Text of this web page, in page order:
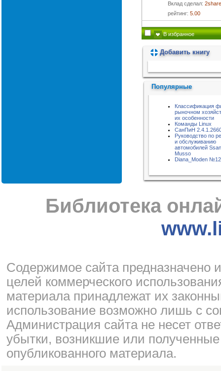
Вклад сделал: 2share
рейтинг: 5.00
В избранное
Добавить книгу
Популярные
Классификация
рыночном
их особенности
Команды Linux
СанПиН
Руководство по
и обслуживанию
автомобилей
Musso
Diana_Moden
Библиотека
Cодержимое сайта предназначено
целей коммерческого
материала принадлежат их
использование возможно лишь с
Администрация сайта не несет
убытки, возникшие или
опубликованного материала.